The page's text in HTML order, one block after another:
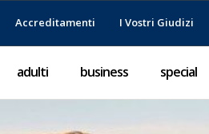
Accreditamenti I Vostri Giudizi
adulti business special